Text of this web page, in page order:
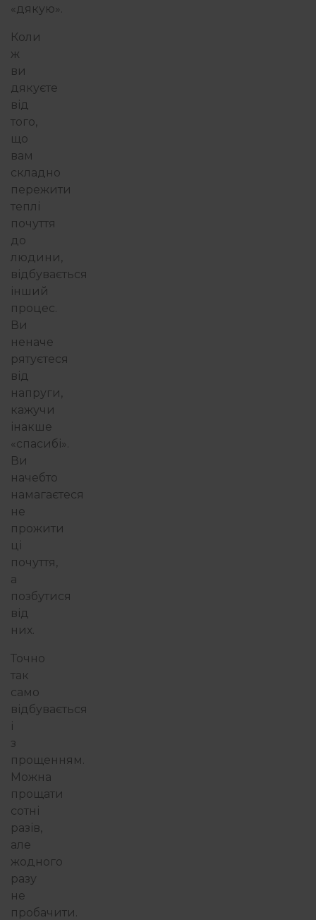
«дякую».
Коли
ж
ви
дякуєте
від
того,
що
вам
складно
пережити
теплі
почуття
до
людини,
відбувається
інший
процес.
Ви
неначе
рятуєтеся
від
напруги,
кажучи
інакше
«спасибі».
Ви
начебто
намагаєтеся
не
прожити
ці
почуття,
а
позбутися
від
них.
Точно
так
само
відбувається
і
з
прощенням.
Можна
прощати
сотні
разів,
але
жодного
разу
не
пробачити.